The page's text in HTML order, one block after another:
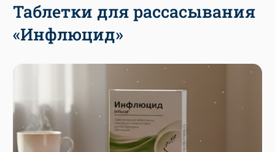
Таблетки для рассасывания
«Инфлюцид»